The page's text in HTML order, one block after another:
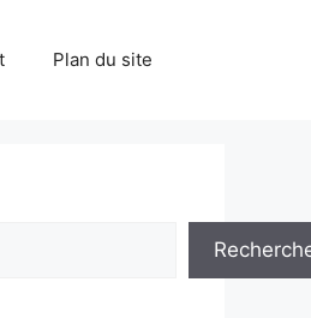
Plan du site